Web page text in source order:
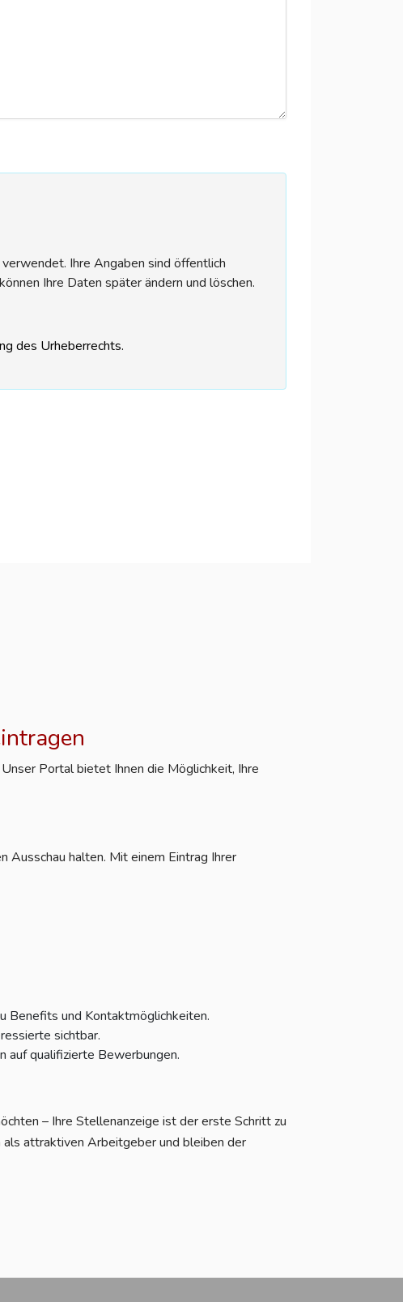
Ihre Angaben sind öffentlich
Ihre Daten später ändern und löschen.
des Urheberrechts.
Portal bietet Ihnen die Möglichkeit, Ihre
Ausschau halten. Mit einem Eintrag Ihrer
Benefits und Kontaktmöglichkeiten.
sichtbar.
auf qualifizierte Bewerbungen.
– Ihre Stellenanzeige ist der erste Schritt zu
als attraktiven Arbeitgeber und bleiben der